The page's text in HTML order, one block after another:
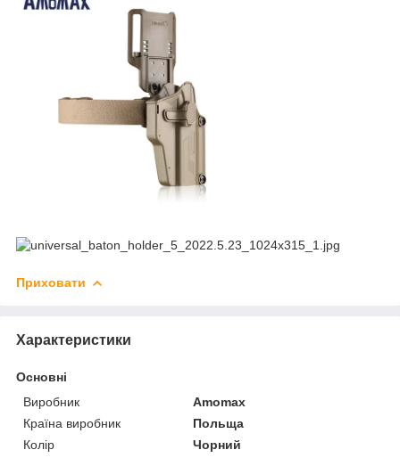
Приховати
Характеристики
Основні
Виробник
Amomax
Країна виробник
Польща
Колір
Чорний